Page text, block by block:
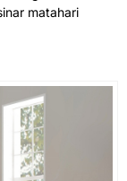
matahari